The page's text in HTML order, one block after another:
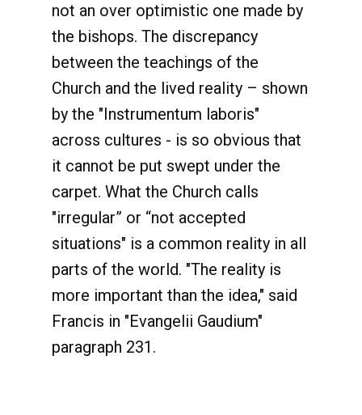
not an over optimistic one made by
the bishops. The discrepancy
between the teachings of the
Church and the lived reality – shown
by the "Instrumentum laboris"
across cultures - is so obvious that
it cannot be put swept under the
carpet. What the Church calls
"irregular” or “not accepted
situations" is a common reality in all
parts of the world. "The reality is
more important than the idea," said
Francis in "Evangelii Gaudium"
paragraph 231.